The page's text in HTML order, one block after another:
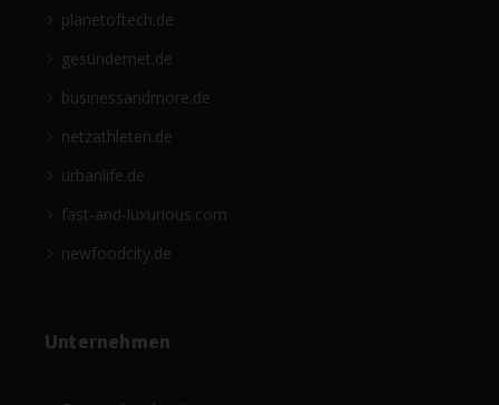
planetoftech.de
gesündernet.de
businessandmore.de
netzathleten.de
urbanlife.de
fast-and-luxurious.com
newfoodcity.de
Unternehmen